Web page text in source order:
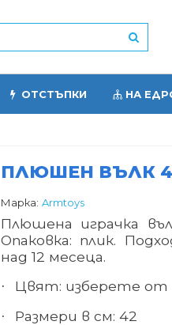
ОТСТЪПКИ НА
ПЛЮШЕН ВЪЛК
Марка: Armtoys
Плюшена играчка
Опаковка: плик.
над 12 месеца.
· Цвят: изберете
· Размери в см: 42